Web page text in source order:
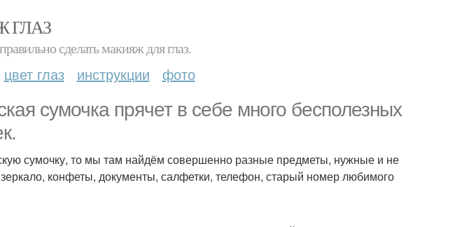
ГЛАЗ
сделать макияж для глаз.
цвет глаз инструкции фото
сумочка прячет в себе много бесполезных
сумочку, то мы там найдём совершенно разные предметы, нужные и не
конфеты, документы, салфетки, телефон, старый номер любимого